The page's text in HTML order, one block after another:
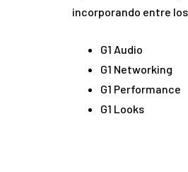
incorporando entre
G1 Audio
G1 Networking
G1 Performance
G1 Looks